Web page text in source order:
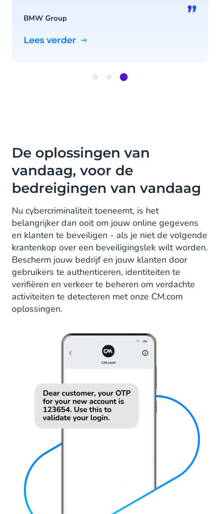
BMW Group ”
Lees verder
De oplossingen van
vandaag, voor de
bedreigingen van vandaag
Nu cybercriminaliteit toeneemt, is het
belangrijker dan ooit om jouw online gegevens
en klanten te beveiligen - als je niet de volgende
krantenkop over een beveiligingslek wilt worden.
Bescherm jouw bedrijf en jouw klanten door
gebruikers te authenticeren, identiteiten te
verifiëren en verkeer te beheren om verdachte
activiteiten te detecteren met onze CM.com
oplossingen.